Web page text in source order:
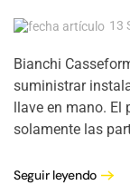
13
Bianchi
suministrar
llave en mano. El
solamente las
Seguir leyendo